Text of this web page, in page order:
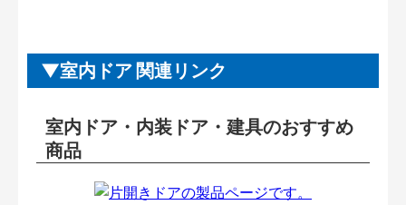
室内ドア 関連リンク
室内ドア・内装ドア・建具のおすすめ
商品